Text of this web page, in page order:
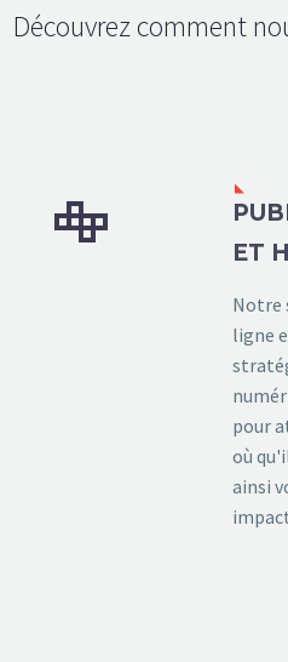
Découvrez comment


ET
Notre
ligne
pour
où
ainsi